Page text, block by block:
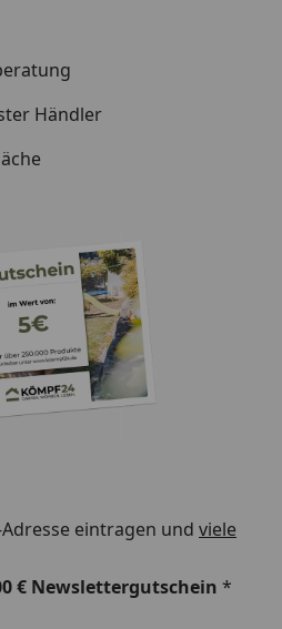
Händler
eintragen und viele
€ Newslettergutschein *